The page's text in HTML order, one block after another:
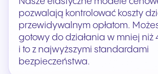
pozwalają kontrolować koszty
przewidywalnym opłatom.
gotowy do działania w mniej niż
i to z najwyższymi standardami
bezpieczeństwa.